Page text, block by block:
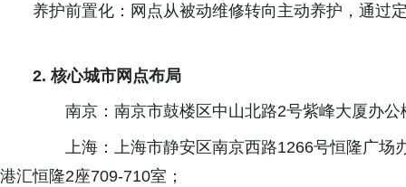
养护前置化：网点从被动维修转向主动养护，通过
2.核心城市网点布局
南京：南京市鼓楼区中山北路2号紫峰大厦办公
上海：上海市静安区南京西路1266号恒隆广场
港汇恒隆2座709-710室；